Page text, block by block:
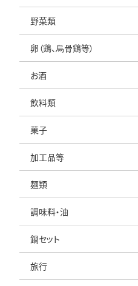
野菜類
卵（鶏、烏骨鶏等）
お酒
飲料類
菓子
加工品等
麺類
調味料・油
鍋セット
旅行